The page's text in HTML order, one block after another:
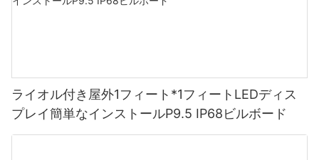
ライオル付き屋外1フィート*1フィートLEDディス
プレイ簡単なインストールP9.5 IP68ビルボード